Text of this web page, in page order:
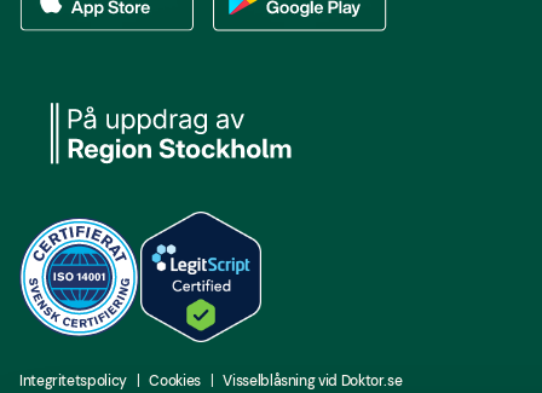
Integritetspolicy Cookies
Visselblåsning vid Doktor.se